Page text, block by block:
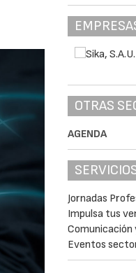
OTRAS
AGENDA
Jornadas
Impulsa tus
Eventos